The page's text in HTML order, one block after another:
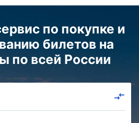
по покупке и
билетов на
по всей России